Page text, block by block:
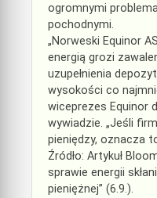
ogromnymi
pochodnymi.
„Norweski Equinor
energią grozi
uzupełnienia
wysokości co
wiceprezes Equinor
wywiadzie. „Jeśli
pieniędzy, oznacza
Źródło: Artykuł
sprawie energii
pieniężnej” (6.9.).